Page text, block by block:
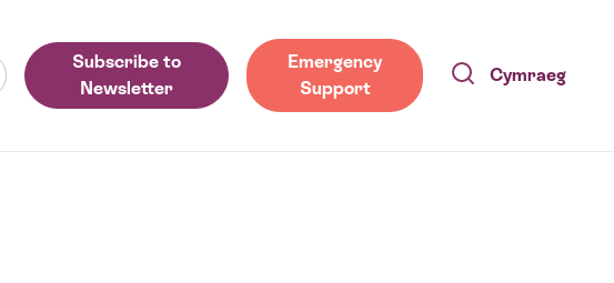
Subscribe to
Newsletter
Emergency
Support
Cymraeg